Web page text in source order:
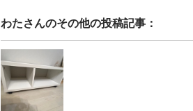
わたさんのその他の投稿記事：